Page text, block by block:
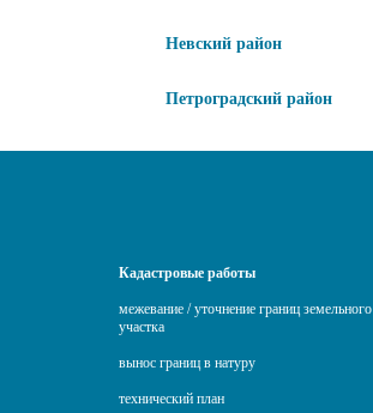
Невский район
Петроградский район
Кадастровые работы
межевание / уточнение границ земельного
участка
вынос границ в натуру
технический план